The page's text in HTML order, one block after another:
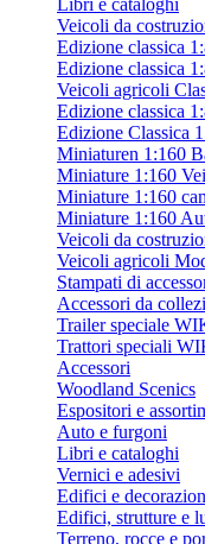
Libri e cataloghi
Veicoli da
Edizione classica
Edizione classica
Veicoli agricoli
Edizione classica
Edizione Classica
Miniaturen 1:160
Miniature 1:160
Miniature 1:160
Miniature 1:160
Veicoli da
Veicoli agricoli
Stampati di
Accessori da
Trailer speciale
Trattori speciali
Accessori
Woodland Scenics
Espositori e
Auto e furgoni
Libri e cataloghi
Vernici e adesivi
Edifici e
Edifici, strutture e
Terreno, rocce e